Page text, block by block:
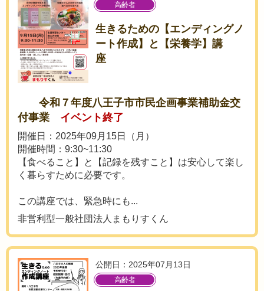
高齢者
生きるための【エンディングノ
ート作成】と【栄養学】講
座
令和７年度八王子市市民企画事業補助金交
付事業
イベント終了
開催日：2025年09月15日（月）
開催時間：9:30~11:30
【食べること】と【記録を残すこと】は安心して楽し
く暮らすために必要です。
この講座では、緊急時にも...
非営利型一般社団法人まもりすくん
公開日：2025年07月13日
高齢者